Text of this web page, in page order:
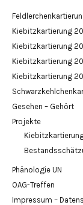
Kiebitzkartierung
Kiebitzkartierung
Kiebitzkartierung
Kiebitzkartierung
Gesehen – Gehört
Projekte
Phänologie UN
OAG-Treffen
Impressum –